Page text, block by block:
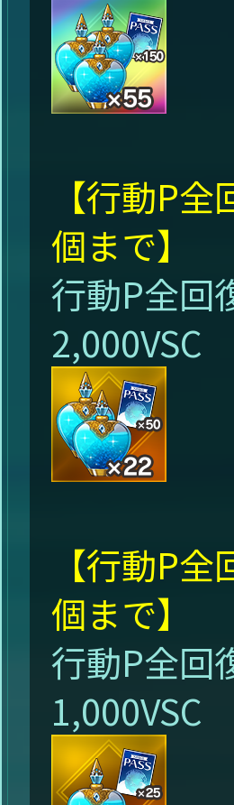
【行動P
個まで】
行動P全
2,000VSC
【行動P
個まで】
行動P全
1,000VSC